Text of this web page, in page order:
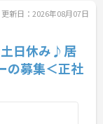
◎
す
更新日：2026年08月07日
土日休み♪居
の募集＜正社